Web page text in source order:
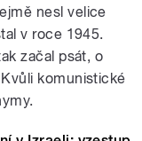
nesl velice
v roce 1945.
začal psát, o
Kvůli komunistické